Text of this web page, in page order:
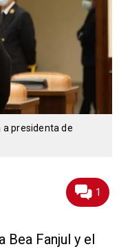
a presidenta de
1
Bea Fanjul y el